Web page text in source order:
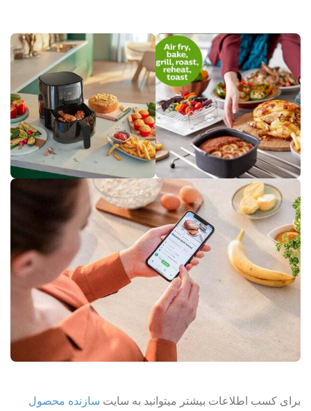
برای کسب اطلاعات بیشتر میتوانید به سایت سازنده محصول